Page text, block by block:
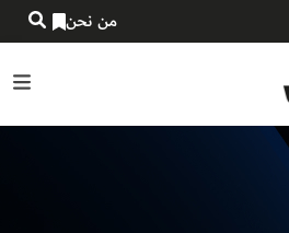
من نحن